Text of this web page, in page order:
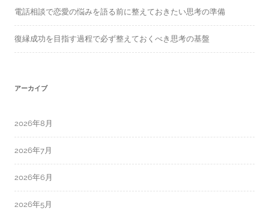
電話相談で恋愛の悩みを語る前に整えておきたい思考の準備
復縁成功を目指す過程で必ず整えておくべき思考の基盤
アーカイブ
2026年8月
2026年7月
2026年6月
2026年5月